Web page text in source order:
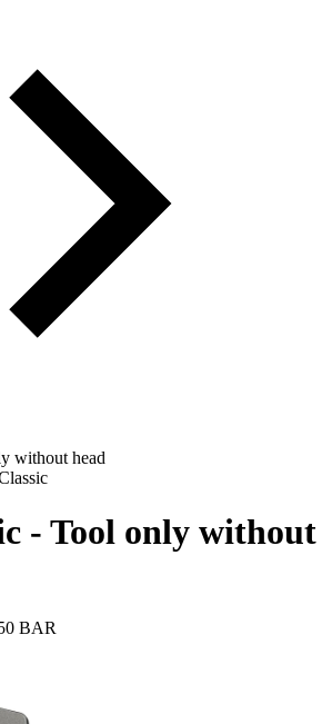
without head
- Tool only without
BAR